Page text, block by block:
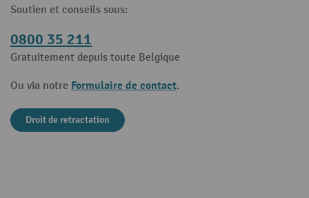
Soutien et conseils sous:
0800 35 211
Gratuitement depuis toute Belgique
Ou via notre Formulaire de contact.
Droit de retractation